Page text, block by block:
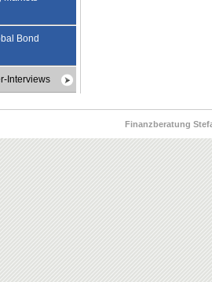
Bond
Interviews
Finanzberatung